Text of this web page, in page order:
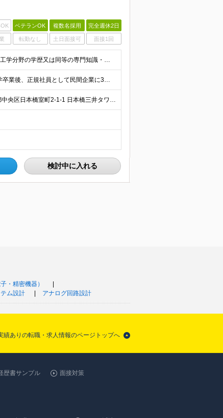
ベテランOK 複数名採用 完全週休2日
転勤なし 土日面接可 面接1回
応募の時点で以下のすべてを満たす方 ■大学卒業以上の理工学分野の学歴又は同等の専門知識・技能を有すること。 ■企業、大学、公的機関等において、研究開発業務又は研究開発・プロジェクト等に係る企画立案・マ
経歴等を考慮の上、機構の規定により決定します。 ＜大学卒業後、正規社員として民間企業に3年勤務した場合＞ ・月給30万円以上 ・年収470万円以上 年収概算を試算する場合は以下をご確認ください。 h
■リモートワーク・在宅勤務相談可 【日本橋分室】 東京都中央区日本橋室町2-1-1 日本橋三井タワー7階 ※（変更の範囲）人事異動、組織改編等により業務の実施場所が変わる場合に機構が定める場所、機
検討中に入れる
・精密機器）
ム設計 アナログ回路設計
績ありの転職・求人情報のページトップへ
歴書サンプル
面接対策